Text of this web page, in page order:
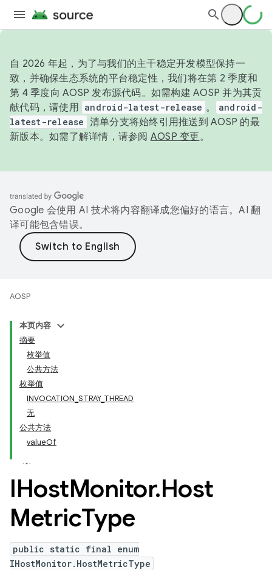
自 2026 年起，为了与我们的主干稳定开发模型保持一
致，并确保生态系统的平台稳定性，我们将在第 2 季度和
第 4 季度向 AOSP 发布源代码。如需构建 AOSP 并为其贡
献代码，请使用 android-latest-release 。
android-
latest-release 清单分支将始终引用推送到 AOSP 的最
新版本。如需了解详情，请参阅 AOSP 变更。
Google 会使用 AI 技术将内容翻译成您偏好的语言。AI 翻
译可能包含错误。
AOSP
本页内容
摘要
枚举值
公共方法
枚举值
INVOCATION_STRAY_THREAD
无
公共方法
valueOf
IHostMonitor.Host
MetricType
public static final enum
IHostMonitor.HostMetricType